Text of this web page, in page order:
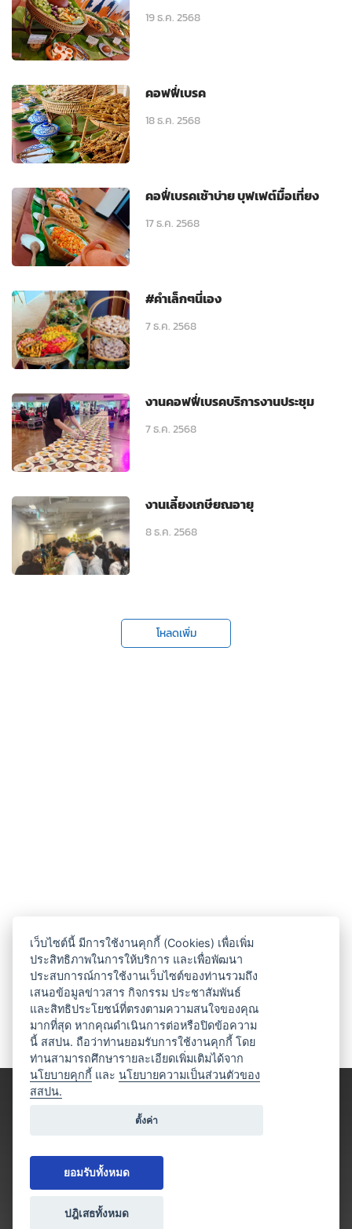
19 ธ.ค. 2568
คอฟฟี่เบรค
18 ธ.ค. 2568
คอฟี่เบรคเช้าบ่าย บุฟเฟต์มื้อเที่ยง
17 ธ.ค. 2568
#คำเล็กๆนี่เอง
7 ธ.ค. 2568
งานคอฟฟี่เบรคบริการงานประชุม
7 ธ.ค. 2568
งานเลี้ยงเกษียณอายุ
8 ธ.ค. 2568
โหลดเพิ่ม
เว็บไซต์นี้ มีการใช้งานคุกกี้ (Cookies) เพื่อเพิ่ม
ประสิทธิภาพในการให้บริการ และเพื่อพัฒนา
ประสบการณ์การใช้งานเว็บไซต์ของท่านรวมถึง
เสนอข้อมูลข่าวสาร กิจกรรม ประชาสัมพันธ์
และสิทธิประโยชน์ที่ตรงตามความสนใจของคุณ
มากที่สุด หากคุณดำเนินการต่อหรือปิดข้อความ
นี้ สสปน. ถือว่าท่านยอมรับการใช้งานคุกกี้ โดย
ท่านสามารถศึกษารายละเอียดเพิ่มเติมได้จาก
นโยบายคุกกี้ และนโยบายความเป็นส่วนตัวของ
สสปน.
ตั้งค่า
ยอมรับทั้งหมด
ปฎิเสธทั้งหมด